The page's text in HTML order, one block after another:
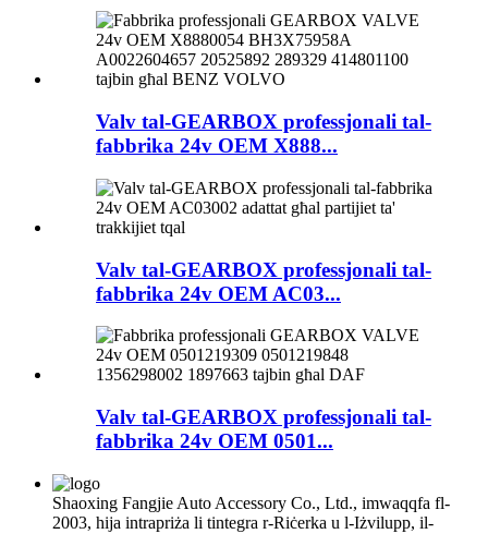
Valv tal-GEARBOX professjonali tal-
fabbrika 24v OEM X888...
Valv tal-GEARBOX professjonali tal-
fabbrika 24v OEM AC03...
Valv tal-GEARBOX professjonali tal-
fabbrika 24v OEM 0501...
Shaoxing Fangjie Auto Accessory Co., Ltd., imwaqqfa fl-
2003, hija intrapriża li tintegra r-Riċerka u l-Iżvilupp, il-